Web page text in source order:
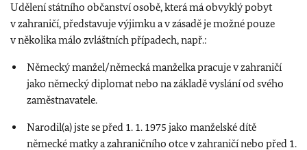
Udělení státního občanství osobě, která má obvyklý pobyt
v zahraničí, představuje výjimku a v zásadě je možné pouze
v několika málo zvláštních případech, např.:
Německý manžel/německá manželka pracuje v zahraničí
jako německý diplomat nebo na základě vyslání od svého
zaměstnavatele.
Narodil(a) jste se před 1. 1. 1975 jako manželské dítě
německé matky a zahraničního otce v zahraničí nebo před 1.